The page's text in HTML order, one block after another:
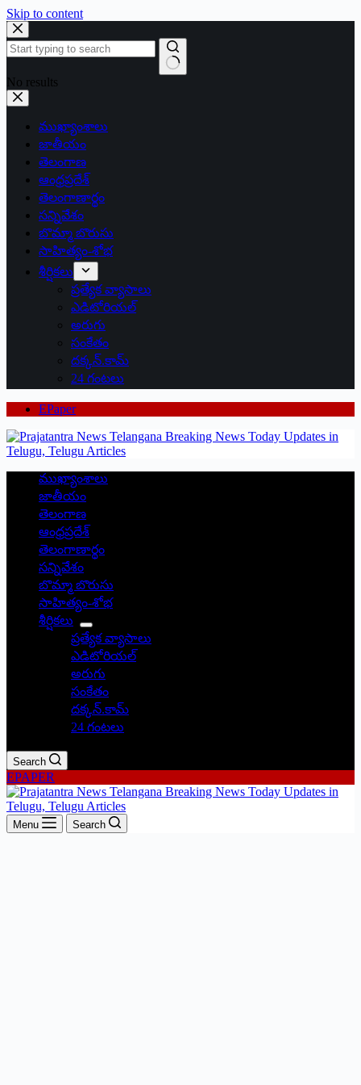
Skip to content
No results
ముఖ్యాంశాలు
జాతీయం
తెలంగాణ
ఆంధ్రప్రదేశ్
తెలంగాణార్థం
సన్నివేశం
బొమ్మా బొరుసు
సాహిత్యం-శోభ
శీర్షికలు
ప్రత్యేక వ్యాసాలు
ఎడిటోరియల్
అరుగు
సంకేతం
దక్కన్.కామ్
24 గంటలు
EPaper
ముఖ్యాంశాలు
జాతీయం
తెలంగాణ
ఆంధ్రప్రదేశ్
తెలంగాణార్థం
సన్నివేశం
బొమ్మా బొరుసు
సాహిత్యం-శోభ
శీర్షికలు
ప్రత్యేక వ్యాసాలు
ఎడిటోరియల్
అరుగు
సంకేతం
దక్కన్.కామ్
24 గంటలు
Search
EPAPER
Menu Search